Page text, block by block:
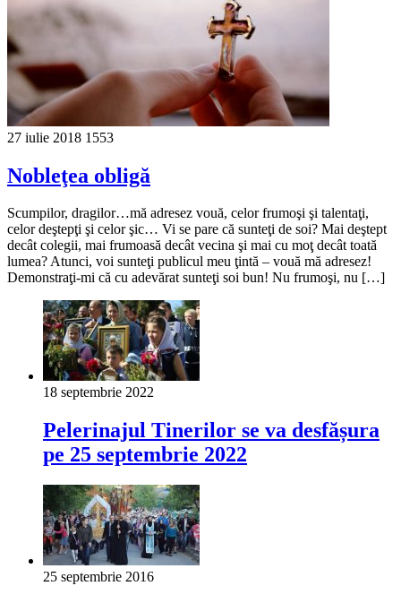
27 iulie 2018 1553
Nobleţea obligă
Scumpilor, dragilor…mă adresez vouă, celor frumoşi şi talentaţi,
celor deştepţi şi celor şic… Vi se pare că sunteţi de soi? Mai deştept
decât colegii, mai frumoasă decât vecina şi mai cu moţ decât toată
lumea? Atunci, voi sunteţi publicul meu ţintă – vouă mă adresez!
Demonstraţi-mi că cu adevărat sunteţi soi bun! Nu frumoşi, nu […]
18 septembrie 2022
Pelerinajul Tinerilor se va desfășura
pe 25 septembrie 2022
25 septembrie 2016